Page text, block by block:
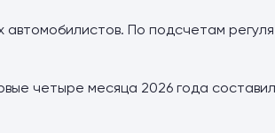
По подсчетам
четыре месяца 2026 года